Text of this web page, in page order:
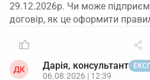
29.12.2026р. Чи може
договір, як це оформити
ДК Дарія, консультант
06.08.2026 | 12:39